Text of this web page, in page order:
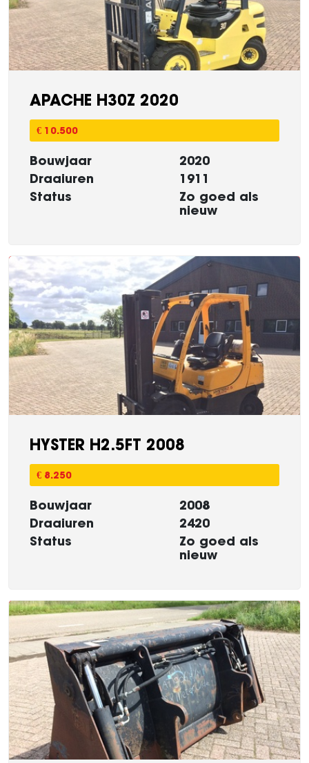
APACHE H30Z 2020
€ 10.500
Bouwjaar
2020
Draaiuren
1911
Status
Zo goed als
nieuw
HYSTER H2.5FT 2008
€ 8.250
Bouwjaar
2008
Draaiuren
2420
Status
Zo goed als
nieuw